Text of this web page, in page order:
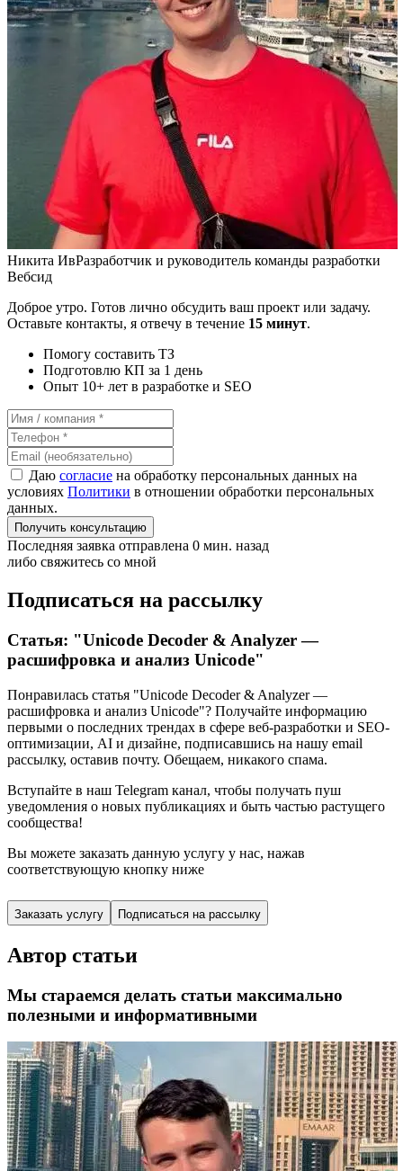
Никита ИвРазработчик и руководитель команды разработки
Вебсид
Доброе утро. Готов лично обсудить ваш проект или задачу.
Оставьте контакты, я отвечу в течение 15 минут.
Помогу составить ТЗ
Подготовлю КП за 1 день
Опыт 10+ лет в разработке и SEO
Даю согласие на обработку персональных данных на
условиях Политики в отношении обработки персональных
данных.
Получить консультацию
Последняя заявка отправлена 0 мин. назад
либо свяжитесь со мной
Подписаться на рассылку
Статья: "Unicode Decoder & Analyzer —
расшифровка и анализ Unicode"
Понравилась статья "Unicode Decoder & Analyzer —
расшифровка и анализ Unicode"? Получайте информацию
первыми о последних трендах в сфере веб-разработки и SEO-
оптимизации, AI и дизайне, подписавшись на нашу email
рассылку, оставив почту. Обещаем, никакого спама.
Вступайте в наш Telegram канал, чтобы получать пуш
уведомления о новых публикациях и быть частью растущего
сообщества!
Вы можете заказать данную услугу у нас, нажав
соответствующую кнопку ниже
Заказать услугу Подписаться на рассылку
Автор статьи
Мы стараемся делать статьи максимально
полезными и информативными